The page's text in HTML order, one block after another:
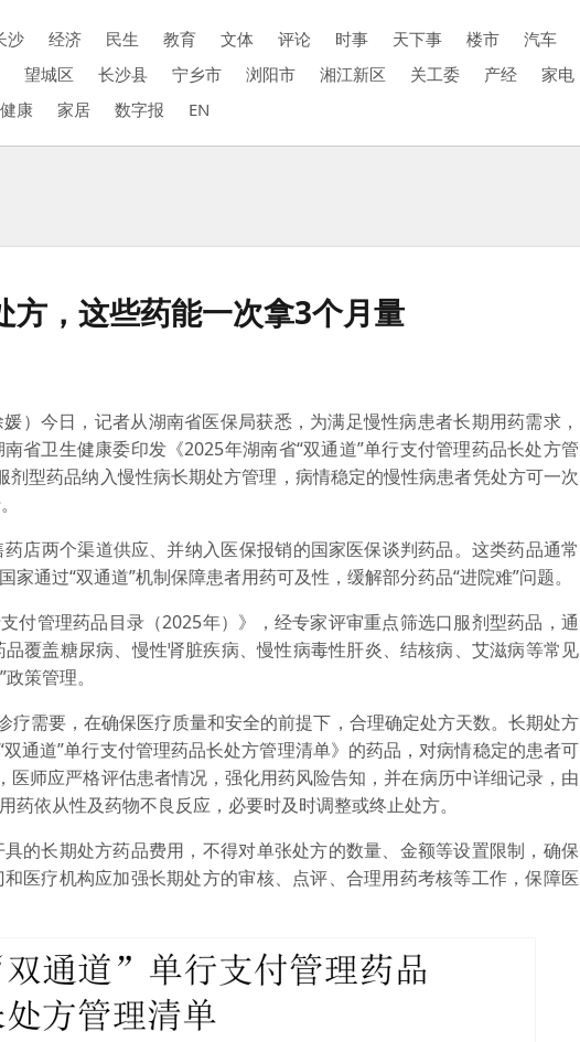
沙 经济 民生 教育 文体 评论 时事 天下事 楼市 汽车
望城区 长沙县 宁乡市 浏阳市 湘江新区 关工委 产经 家电
康 家居 数字报 EN
，这些药能一次拿3个月量
今日，记者从湖南省医保局获悉，为满足慢性病患者长期用药需求，
省卫生健康委印发《2025年湖南省“双通道”单行支付管理药品长处方管
剂型药品纳入慢性病长期处方管理，病情稳定的慢性病患者凭处方可一次
两个渠道供应、并‌纳入医保报销‌的国家医保谈判药品。这类药品通常
通过“双通道”机制保障患者用药可及性，缓解部分药品“进院难”问题。
管理药品目录（2025年）》，经专家评审重点筛选口服剂型药品，通
覆盖糖尿病、慢性肾脏疾病、慢性病毒性肝炎、结核病、艾滋病等常见
策管理。
需要，在确保医疗质量和安全的前提下，合理确定处方天数。长期处方
通道”单行支付管理药品长处方管理清单》的药品，对病情稳定的患者可
师应严格评估患者情况，强化用药风险告知，并在病历中详细记录，由
依从性及药物不良反应，必要时及时调整或终止处方。
长期处方药品费用，不得对单张处方的数量、金额等设置限制，确保
医疗机构应加强长期处方的审核、点评、合理用药考核等工作，保障医